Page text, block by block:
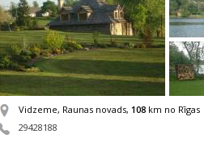
Vidzeme, Raunas novads, 108 km no Rīgas
29428188